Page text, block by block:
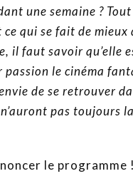
une semaine ?
qui se fait de
il faut savoir qu’elle
le cinéma
de se retrouver
pas toujours
le programme !